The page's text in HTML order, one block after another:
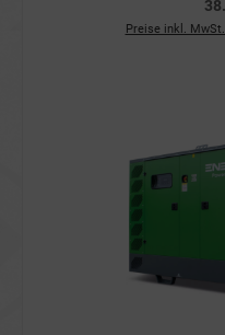
Preise inkl.